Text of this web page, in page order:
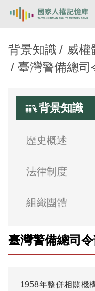
熱門關鍵字：陳孟和
主題探索
背景知識
意見信箱
背景知識
威權
臺灣警備總司
背景知識
歷史概述
法律制度
組織團體
臺灣警備總司
1958年整併相關機